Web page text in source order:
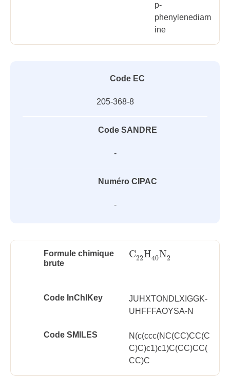
p-
phenylenediam
ine
Code EC
205-368-8
Code SANDRE
-
Numéro CIPAC
-
Formule chimique
brute
C22H40N2
C22H40N2
Code InChlKey
JUHXTONDLXIGGK-
UHFFFAOYSA-N
Code SMILES
N(c(ccc(NC(CC)CC(C
C)C)c1)c1)C(CC)CC(
CC)C